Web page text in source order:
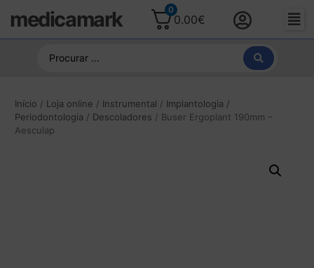
medicamark 0
0.00€
Início / Loja online / Instrumental / Implantologia /
Periodontologia / Descoladores / Buser Ergoplant 190mm –
Aesculap